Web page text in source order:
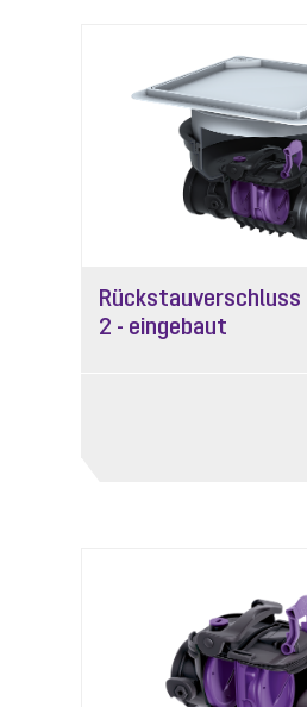
Rückstauverschluss
2 - eingebaut